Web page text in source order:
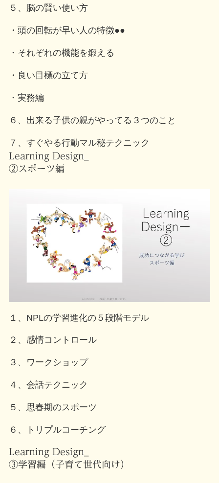
５、脳の賢い使い方
・頭の回転が早い人の特徴●●
・それぞれの機能を鍛える
・良い目標の立て方
・実務編
６、出来る子供の親がやってる３つのこと
７、すぐやる行動マル秘テクニック
Learning Design_
②スポーツ編
１、NPLの学習進化の５段階モデル
２、感情コントロール
３、ワークショップ
４、会話テクニック
５、思春期のスポーツ
６、トリプルコーチング
Learning Design_
③学習編（子育て世代向け）